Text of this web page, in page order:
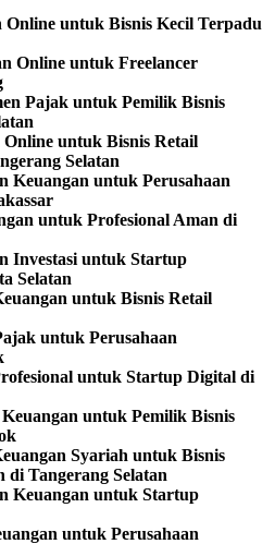
Online untuk Bisnis Kecil Terpadu
Online untuk Freelancer
Pajak untuk Pemilik Bisnis
untuk Bisnis Retail
Selatan
Keuangan untuk Perusahaan
untuk Profesional Aman di
Investasi untuk Startup
Selatan
untuk Bisnis Retail
untuk Perusahaan
untuk Startup Digital di
untuk Pemilik Bisnis
Syariah untuk Bisnis
di Tangerang Selatan
Keuangan untuk Startup
untuk Perusahaan